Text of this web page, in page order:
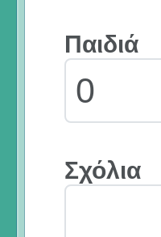
Παιδιά
Σχόλια